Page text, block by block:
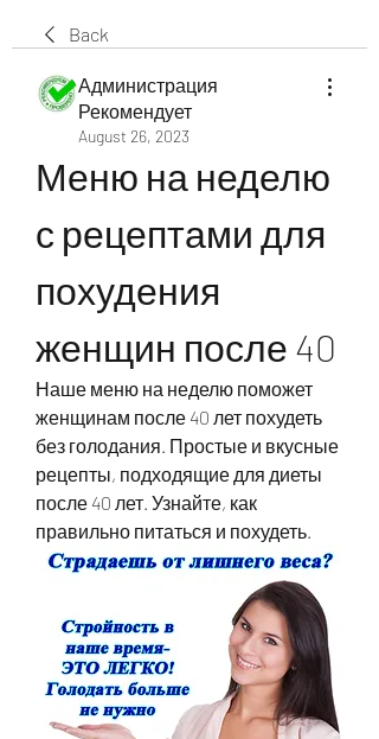
Back
Администрация
Рекомендует
August 26, 2023
Меню на неделю
с рецептами для
похудения
женщин после 40
Наше меню на неделю поможет
женщинам после 40 лет похудеть
без голодания. Простые и вкусные
рецепты, подходящие для диеты
после 40 лет. Узнайте, как
правильно питаться и похудеть.